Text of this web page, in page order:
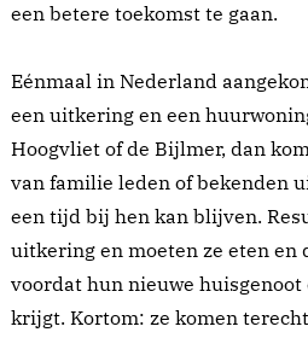
een betere toekomst te gaan.
Eénmaal in Nederland
een uitkering en een
Hoogvliet of de Bijlmer, dan
van familie leden of bekenden
een tijd bij hen kan blijven.
uitkering en moeten ze eten en
voordat hun nieuwe
krijgt. Kortom: ze komen